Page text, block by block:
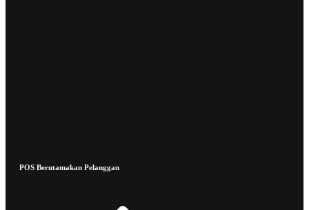
POS Berutamakan Pelanggan